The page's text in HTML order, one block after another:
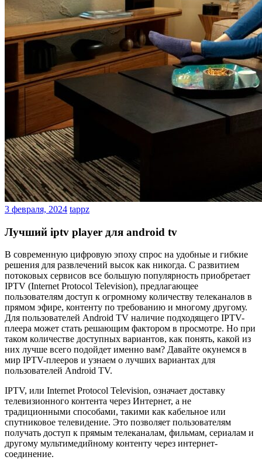
3 февраля, 2024 tappz
Лучший iptv player для android tv
В современную цифровую эпоху спрос на удобные и гибкие
решения для развлечений высок как никогда. С развитием
потоковых сервисов все большую популярность приобретает
IPTV (Internet Protocol Television), предлагающее
пользователям доступ к огромному количеству телеканалов в
прямом эфире, контенту по требованию и многому другому.
Для пользователей Android TV наличие подходящего IPTV-
плеера может стать решающим фактором в просмотре. Но при
таком количестве доступных вариантов, как понять, какой из
них лучше всего подойдет именно вам? Давайте окунемся в
мир IPTV-плееров и узнаем о лучших вариантах для
пользователей Android TV.
IPTV, или Internet Protocol Television, означает доставку
телевизионного контента через Интернет, а не
традиционными способами, такими как кабельное или
спутниковое телевидение. Это позволяет пользователям
получать доступ к прямым телеканалам, фильмам, сериалам и
другому мультимедийному контенту через интернет-
соединение.